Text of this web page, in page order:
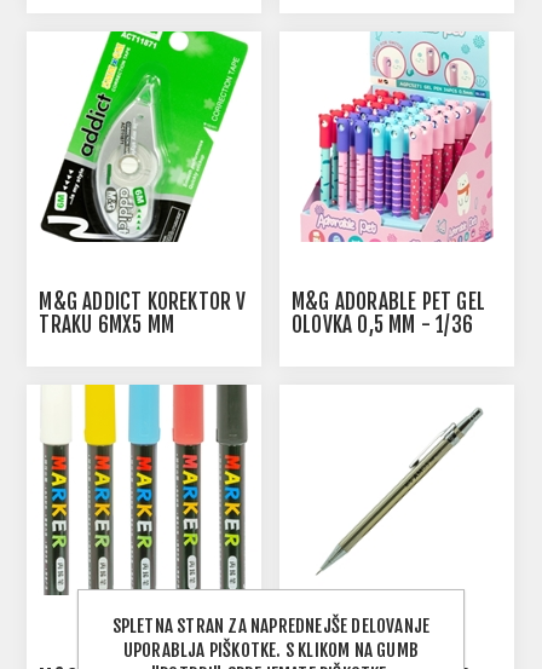
M&G ADDICT KOREKTOR V
TRAKU 6MX5 MM
M&G ADORABLE PET GEL
OLOVKA 0,5 MM - 1/36
M&G AM TEHNIČKI
SPLETNA STRAN ZA NAPREDNEJŠE DELOVANJE
UPORABLJA PIŠKOTKE. S KLIKOM NA GUMB